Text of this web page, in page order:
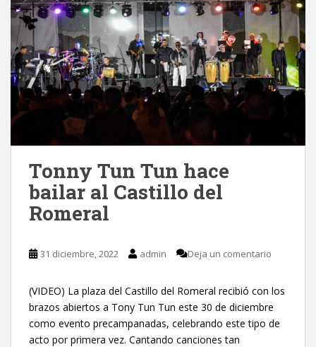
Tonny Tun Tun hace
bailar al Castillo del
Romeral
31 diciembre, 2022 admin Deja un comentario
(VIDEO) La plaza del Castillo del Romeral recibió con los
brazos abiertos a Tony Tun Tun este 30 de diciembre
como evento precampanadas, celebrando este tipo de
acto por primera vez. Cantando canciones tan